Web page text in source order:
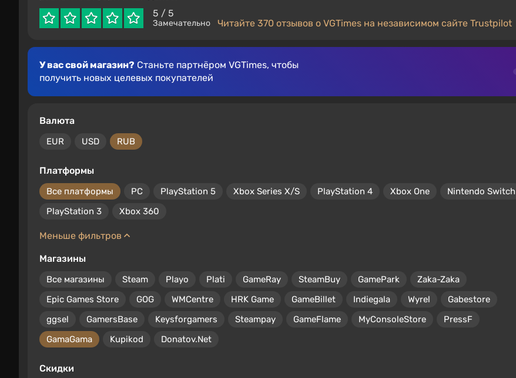
5 / 5
Замечательно Читайте 370 отзывов о VGTimes на независимом сайте Trustpilot
У вас свой магазин? Станьте партнёром VGTimes, чтобы
получить новых целевых покупателей
Валюта
EUR USD RUB
Платформы
Все платформы PC PlayStation 5 Xbox Series X/S PlayStation 4 Xbox One
Nintendo Switch
PlayStation 3
Xbox 360
Меньше фильтров
Магазины
Все магазины Steam Playo Plati GameRay SteamBuy GamePark
Zaka-Zaka
Epic Games Store
GOG WMCentre HRK Game GameBillet Indiegala Wyrel
Gabestore
ggsel
GamersBase Keysforgamers Steampay GameFlame MyConsoleStore
PressF
GamaGama
Kupikod Donatov.Net
Скидки